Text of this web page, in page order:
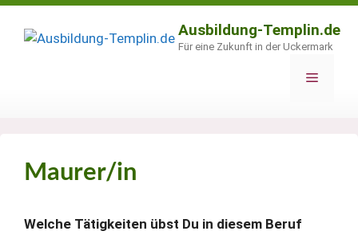
Zum
Inhalt
Ausbildung-Templin.de
Für eine Zukunft in der Uckermark
Menü
Maurer/in
Welche Tätigkeiten übst Du in diesem Beruf